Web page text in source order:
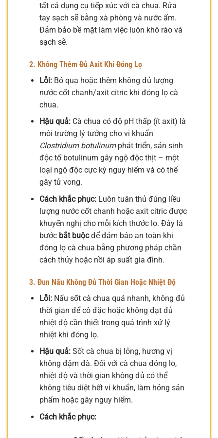
tất cả dụng cụ tiếp xúc với cà chua. Rửa
tay sạch sẽ bằng xà phòng và nước ấm.
Đảm bảo bề mặt làm việc luôn khô ráo và
sạch sẽ.
2. Không Thêm Đủ Axit Khi Đóng Lọ
Lỗi:Bỏ qua hoặc thêm không đủ lượng
nước cốt chanh/axit citric khi đóng lọ cà
chua.
Hậu quả:Cà chua có độ pH thấp (ít axit) là
môi trường lý tưởng cho vi khuẩn
Clostridium botulinumphát triển, sản sinh
độc tố botulinum gây ngộ độc thịt – một
loại ngộ độc cực kỳ nguy hiểm và có thể
gây tử vong.
Cách khắc phục:Luôn tuân thủ đúng liều
lượng nước cốt chanh hoặc axit citric được
khuyến nghị cho mỗi kích thước lọ. Đây là
bước bắt buộcđể đảm bảo an toàn khi
đóng lọ cà chua bằng phương pháp chần
cách thủy hoặc nồi áp suất gia đình.
3. Đun Nấu Không Đủ Thời Gian Hoặc Nhiệt Độ
Lỗi:Nấu sốt cà chua quá nhanh, không đủ
thời gian để cô đặc hoặc không đạt đủ
nhiệt độ cần thiết trong quá trình xử lý
nhiệt khi đóng lọ.
Hậu quả:Sốt cà chua bị lỏng, hương vị
không đậm đà. Đối với cà chua đóng lọ,
nhiệt độ và thời gian không đủ có thể
không tiêu diệt hết vi khuẩn, làm hỏng sản
phẩm hoặc gây nguy hiểm.
Cách khắc phục: